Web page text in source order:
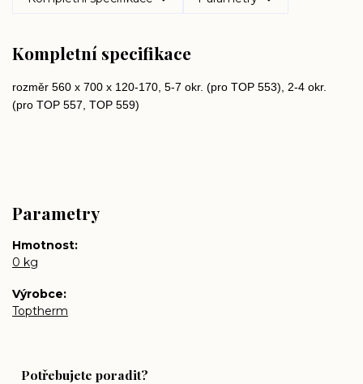
Kompletní specifikace
rozměr 560 x 700 x 120-170, 5-7 okr. (pro TOP 553), 2-4 okr.
(pro TOP 557, TOP 559)
Parametry
Hmotnost
0 kg
Výrobce
Toptherm
Potřebujete poradit?